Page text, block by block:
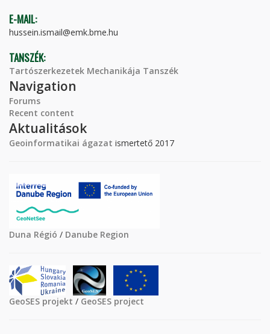
E-MAIL:
hussein.ismail@emk.bme.hu
TANSZÉK:
Tartószerkezetek Mechanikája Tanszék
Navigation
Forums
Recent content
Aktualitások
Geoinformatikai ágazat ismertető 2017
Duna Régió / Danube Region
GeoSES projekt / GeoSES project